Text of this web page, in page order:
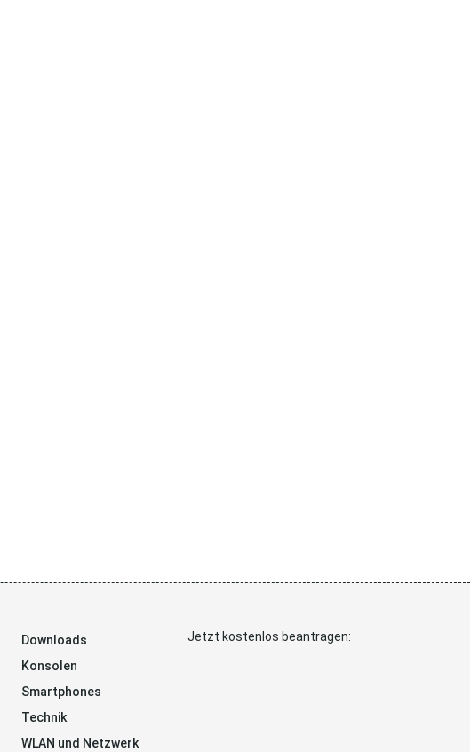
Downloads
Konsolen
Smartphones
Technik
WLAN und Netzwerk
Jetzt kostenlos beantragen: